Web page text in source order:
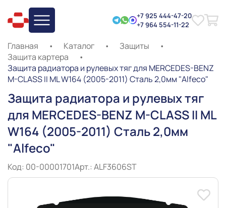
+7 925 444-47-20
+7 964 554-11-22
Главная • Каталог • Защиты
•
Защита картера
•
Защита радиатора и рулевых тяг для MERCEDES-BENZ
M-CLASS II ML W164 (2005-2011) Сталь 2,0мм "Alfeco"
Защита радиатора и рулевых тяг
для MERCEDES-BENZ M-CLASS II ML
W164 (2005-2011) Сталь 2,0мм
"Alfeco"
Код: 00-00001701Арт.: ALF3606ST